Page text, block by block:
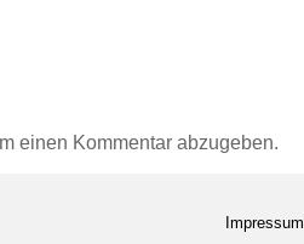
einen Kommentar abzugeben.
Impressum